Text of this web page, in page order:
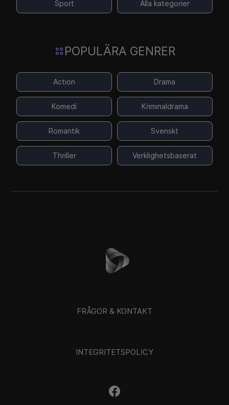
Sport Alla kategorier
POPULÄRA GENRER
Action Drama
Komedi Kriminaldrama
Romantik Svenskt
Thriller Verklighetsbaserat
FRÅGOR & KONTAKT
INTEGRITETSPOLICY